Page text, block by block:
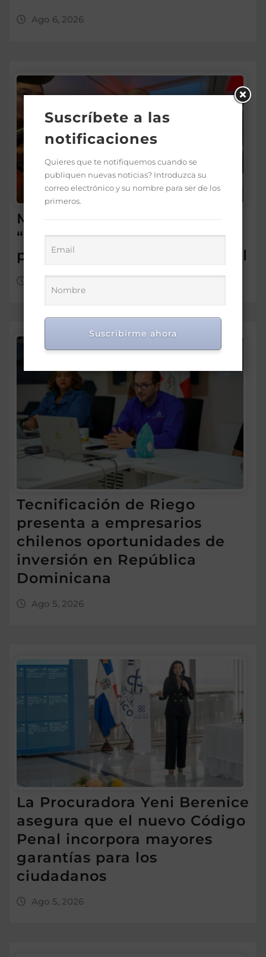
Ago 6, 2026
Morrison insta a diputados a
“leer más” antes de criticar
préstamo para seguridad vial
Tecnificación de Riego
presenta a empresarios
chilenos oportunidades de
inversión en República
Dominicana
Ago 5, 2026
La Procuradora Yeni Berenice
asegura que el nuevo Código
Penal incorpora mayores
garantías para los
ciudadanos
Ago 5, 2026
Suscríbete a las
notificaciones
Quieres que te notifiquemos cuando se
publiquen nuevas noticias? Introduzca su
correo electrónico y su nombre para ser de los
primeros.
Suscribirme ahora